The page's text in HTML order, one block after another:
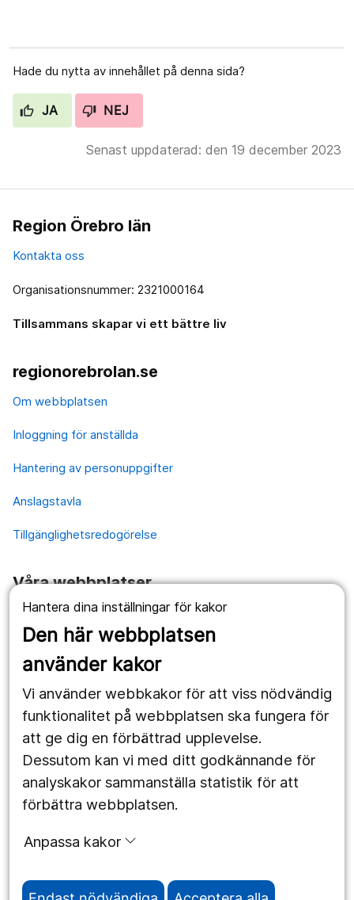
Hantera dina inställningar för kakor
Den här webbplatsen
använder kakor
Vi använder webbkakor för att viss nödvändig
funktionalitet på webbplatsen ska fungera för
att ge dig en förbättrad upplevelse.
Dessutom kan vi med ditt godkännande för
analyskakor sammanställa statistik för att
förbättra webbplatsen.
Anpassa kakor
Hade du nytta av innehållet på denna sida?
JA NEJ
Senast uppdaterad: den 19 december 2023
Region Örebro län
Kontakta oss
Organisationsnummer: 2321000164
Tillsammans skapar vi ett bättre liv
regionorebrolan.se
Om webbplatsen
Inloggning för anställda
Hantering av personuppgifter
Anslagstavla
Tillgänglighetsredogörelse
Våra webbplatser
1177.se
Länstrafiken
Utveckling
Följ oss
Facebook